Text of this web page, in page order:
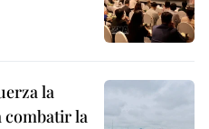
la
combatir la